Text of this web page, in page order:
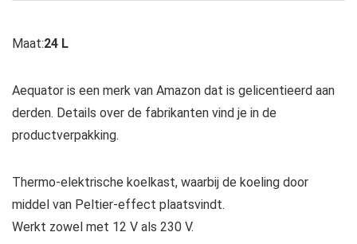
Maat:24 L
Aequator is een merk van Amazon dat is gelicentieerd aan
derden. Details over de fabrikanten vind je in de
productverpakking.
Thermo-elektrische koelkast, waarbij de koeling door
middel van Peltier-effect plaatsvindt.
Werkt zowel met 12 V als 230 V.